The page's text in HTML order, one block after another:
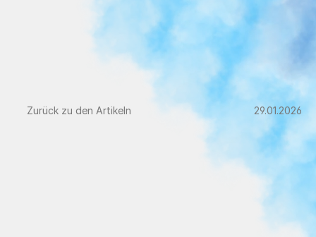
Zurück zu den Artikeln 29.01.2026
Kopf,